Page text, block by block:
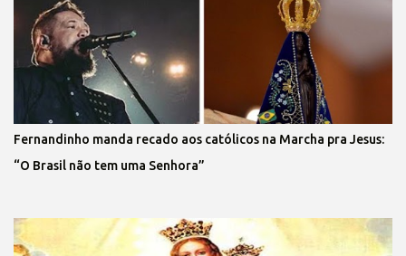
Fernandinho manda recado aos católicos na Marcha pra Jesus:
“O Brasil não tem uma Senhora”